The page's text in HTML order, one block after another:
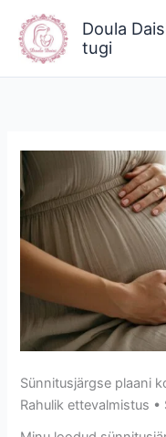
content
Doula
tugi
Sünnitusjärgse plaani
Rahulik ettevalmistus •